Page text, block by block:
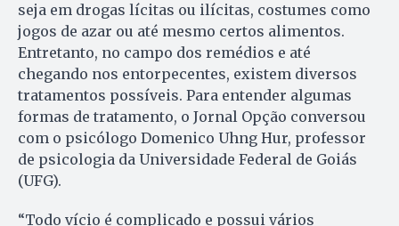
seja em drogas lícitas ou ilícitas, costumes como
jogos de azar ou até mesmo certos alimentos.
Entretanto, no campo dos remédios e até
chegando nos entorpecentes, existem diversos
tratamentos possíveis. Para entender algumas
formas de tratamento, o Jornal Opção conversou
com o psicólogo Domenico Uhng Hur, professor
de psicologia da Universidade Federal de Goiás
(UFG).
“Todo vício é complicado e possui vários